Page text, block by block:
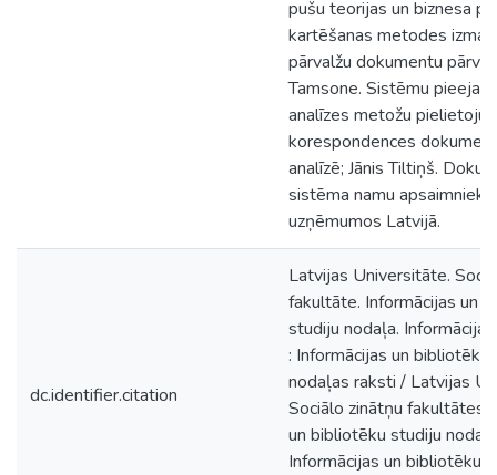
pušu teorijas un biznesa
kartēšanas metodes
pārvalžu dokumentu
Tamsone. Sistēmu pieeja
analīzes metožu
korespondences
analīzē; Jānis Tiltiņš.
sistēma namu
uzņēmumos Latvijā.
dc.identifier.citation
Latvijas Universitāte.
fakultāte. Informācijas un
studiju nodaļa. Informācija
: Informācijas un bibliotēku
nodaļas raksti / Latvijas
Sociālo zinātņu fakultātes
un bibliotēku studiju
Informācijas un bibliotēku